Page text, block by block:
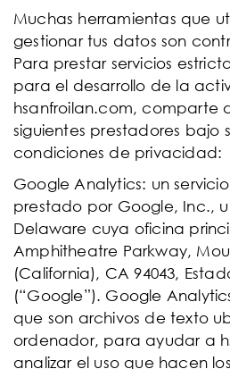
Muchas herramientas que
gestionar tus datos son
Para prestar servicios
para el desarrollo de la
hsanfroilan.com, comparte
siguientes prestadores bajo
condiciones de privacidad:
Google Analytics: un
prestado por Google, Inc.,
Delaware cuya oficina
Amphitheatre Parkway,
(California), CA 94043,
(“Google”). Google
que son archivos de texto
ordenador, para ayudar a
analizar el uso que hacen